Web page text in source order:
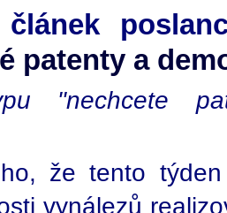
patenty a
"nechcete
že tento
vynálezů